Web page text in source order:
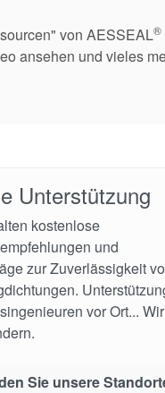
von AESSEAL®
ansehen und vieles
Unterstützung
kostenlose
und
zur Zuverlässigkeit
vor Ort...
Sie unsere